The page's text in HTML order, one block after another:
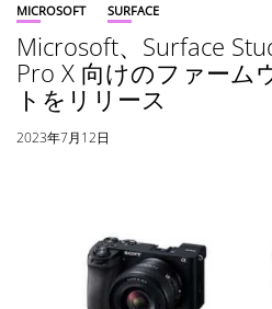
MICROSOFT SURFACE
Microsoft、Surface
Pro X 向けのファーム
トをリリース
2023年7月12日